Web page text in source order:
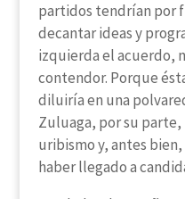
partidos tendrían por
decantar ideas y
izquierda el acuerdo,
contendor. Porque
diluiría en una
Zuluaga, por su
uribismo y, antes
haber llegado a